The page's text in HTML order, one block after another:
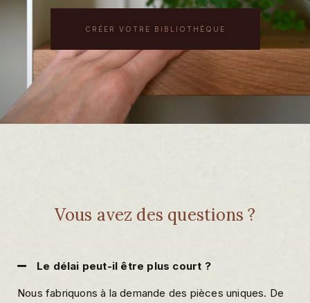
CRÉER VOTRE BIBLIOTHÈQUE
Vous avez des questions ?
Le délai peut-il être plus court ?
Nous fabriquons à la demande des pièces uniques. De